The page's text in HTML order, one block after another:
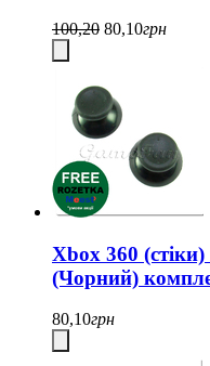
100,20 80,10грн
Xbox 360
(Чорний)
80,10грн